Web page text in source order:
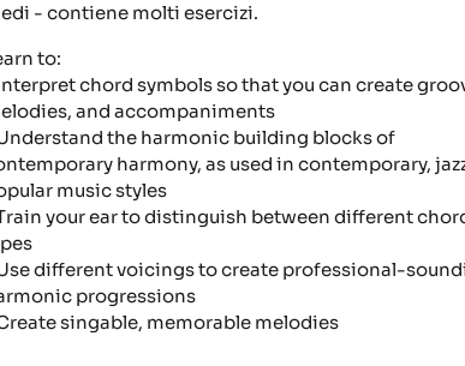
- contiene molti esercizi.
to:
chord symbols so that you can create
and accompaniments
the harmonic building blocks of
harmony, as used in contemporary,
music styles
your ear to distinguish between different
different voicings to create professional-
progressions
singable, memorable melodies